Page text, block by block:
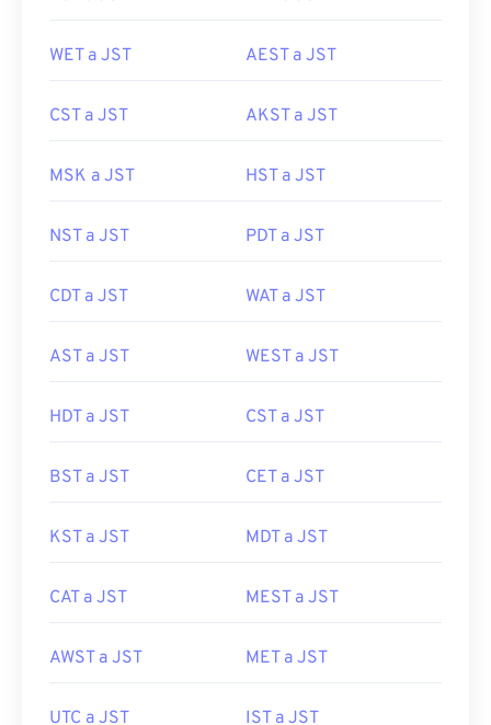
WET a JST AEST a JST
CST a JST AKST a JST
MSK a JST HST a JST
NST a JST PDT a JST
CDT a JST WAT a JST
AST a JST WEST a JST
HDT a JST CST a JST
BST a JST CET a JST
KST a JST MDT a JST
CAT a JST MEST a JST
AWST a JST MET a JST
UTC a JST IST a JST